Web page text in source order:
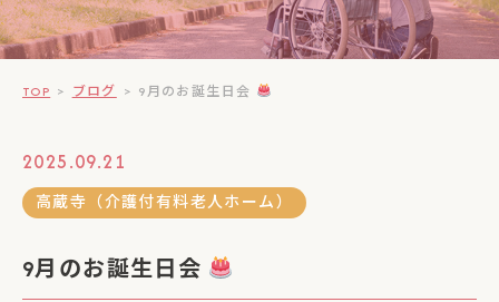
TOP > ブログ > 9月のお誕生日会
2025.09.21
高蔵寺（介護付有料老人ホーム）
9月のお誕生日会